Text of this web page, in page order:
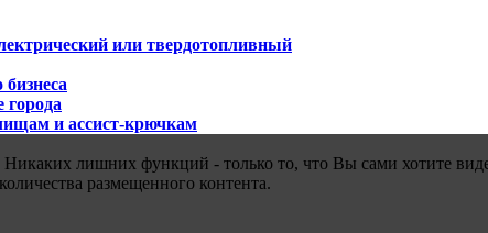
или твердотопливный
и ассист-крючкам
лишних функций - только то, что Вы сами хотите
размещенного контента.